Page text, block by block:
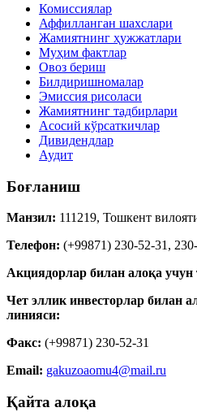
Комиссиялар
Аффилланган шахслари
Жамиятнинг ҳужжатлари
Муҳим фактлар
Овоз бериш
Билдиришномалар
Эмиссия рисоласи
Жамиятнинг тадбирлари
Асосий кўрсаткичлар
Дивидендлар
Аудит
Боғланиш
Манзил: 111219, Тошкент
Телефон: (+99871) 230-52-31,
Акциядорлар билан алоқа учун
Чет эллик инвесторлар билан
линияси:
Факс: (+99871) 230-52-31
Email: gakuzoaomu4@mail.ru
Қайта алоқа